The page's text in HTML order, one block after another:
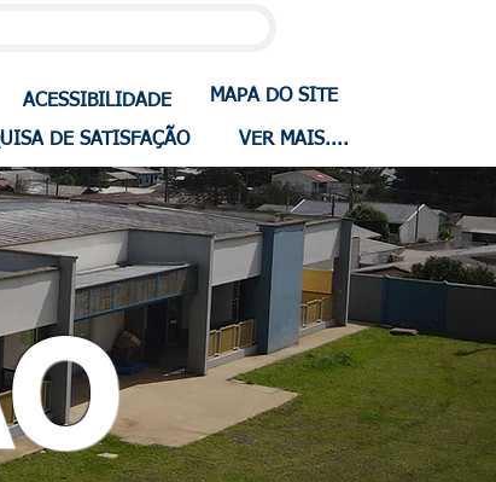
ACESSIBILIDADE MAPA DO SITE
DE SATISFAÇÃO VER MAIS....